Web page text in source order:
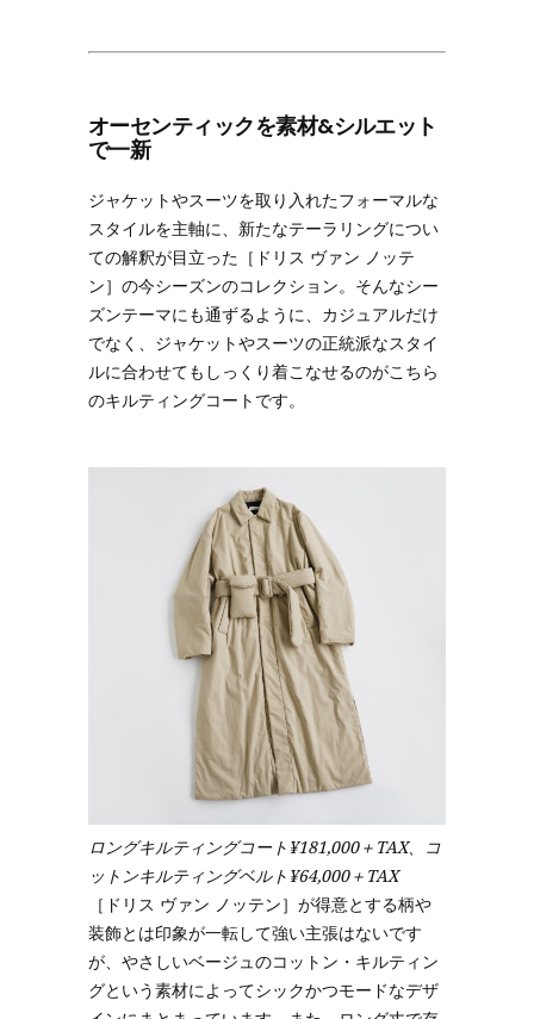
オーセンティックを素材&シルエット
で一新
ジャケットやスーツを取り入れたフォーマルな
スタイルを主軸に、新たなテーラリングについ
ての解釈が目立った［ドリス ヴァン ノッテ
ン］の今シーズンのコレクション。そんなシー
ズンテーマにも通ずるように、カジュアルだけ
でなく、ジャケットやスーツの正統派なスタイ
ルに合わせてもしっくり着こなせるのがこちら
のキルティングコートです。
ロングキルティングコート¥181,000＋TAX、コ
ットンキルティングベルト¥64,000＋TAX
［ドリス ヴァン ノッテン］が得意とする柄や
装飾とは印象が一転して強い主張はないです
が、やさしいベージュのコットン・キルティン
グという素材によってシックかつモードなデザ